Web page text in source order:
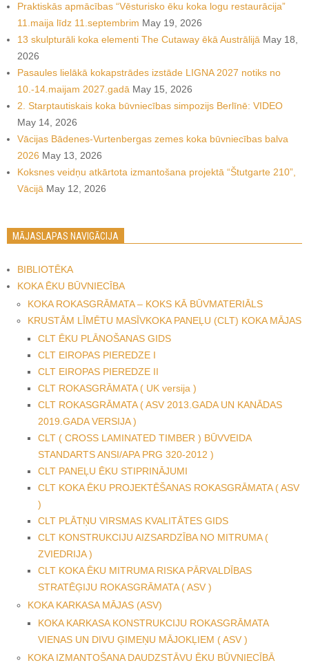
Praktiskās apmācības “Vēsturisko ēku koka logu restaurācija”
11.maija līdz 11.septembrim May 19, 2026
13 skulpturāli koka elementi The Cutaway ēkā Austrālijā May 18,
2026
Pasaules lielākā kokapstrādes izstāde LIGNA 2027 notiks no
10.-14.maijam 2027.gadā May 15, 2026
2. Starptautiskais koka būvniecības simpozijs Berlīnē: VIDEO
May 14, 2026
Vācijas Bādenes-Vurtenbergas zemes koka būvniecības balva
2026 May 13, 2026
Koksnes veidņu atkārtota izmantošana projektā “Štutgarte 210”,
Vācijā May 12, 2026
MĀJASLAPAS NAVIGĀCIJA
BIBLIOTĒKA
KOKA ĒKU BŪVNIECĪBA
KOKA ROKASGRĀMATA – KOKS KĀ BŪVMATERIĀLS
KRUSTĀM LĪMĒTU MASĪVKOKA PANEĻU (CLT) KOKA MĀJAS
CLT ĒKU PLĀNOŠANAS GIDS
CLT EIROPAS PIEREDZE I
CLT EIROPAS PIEREDZE II
CLT ROKASGRĀMATA ( UK versija )
CLT ROKASGRĀMATA ( ASV 2013.GADA UN KANĀDAS
2019.GADA VERSIJA )
CLT ( CROSS LAMINATED TIMBER ) BŪVVEIDA
STANDARTS ANSI/APA PRG 320-2012 )
CLT PANEĻU ĒKU STIPRINĀJUMI
CLT KOKA ĒKU PROJEKTĒŠANAS ROKASGRĀMATA ( ASV
)
CLT PLĀTŅU VIRSMAS KVALITĀTES GIDS
CLT KONSTRUKCIJU AIZSARDZĪBA NO MITRUMA (
ZVIEDRIJA )
CLT KOKA ĒKU MITRUMA RISKA PĀRVALDĪBAS
STRATĒĢIJU ROKASGRĀMATA ( ASV )
KOKA KARKASA MĀJAS (ASV)
KOKA KARKASA KONSTRUKCIJU ROKASGRĀMATA
VIENAS UN DIVU ĢIMEŅU MĀJOKĻIEM ( ASV )
KOKA IZMANTOŠANA DAUDZSTĀVU ĒKU BŪVNIECĪBĀ